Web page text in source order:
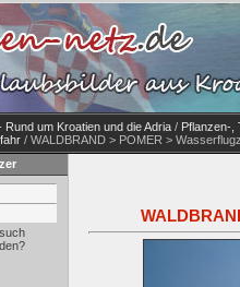
Rund um Kroatien und die Adria / Pflanzen-,
/ WALDBRAND > POMER >